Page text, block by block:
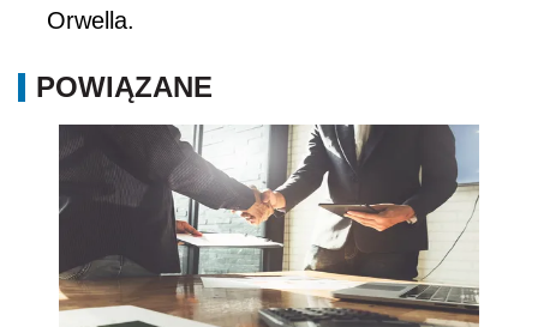
Orwella.
POWIĄZANE